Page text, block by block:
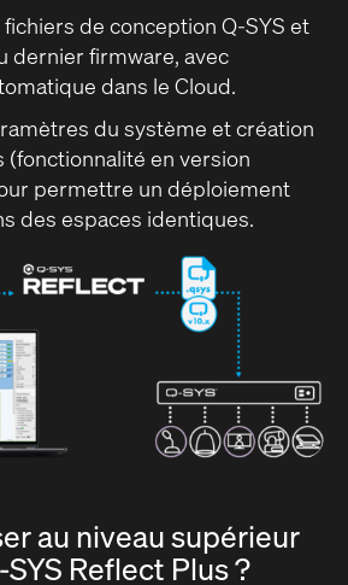
de conception Q-SYS et
dernier firmware, avec
dans le Cloud.
du système et création
en version
permettre un déploiement
des espaces identiques.
au niveau supérieur
Reflect Plus ?